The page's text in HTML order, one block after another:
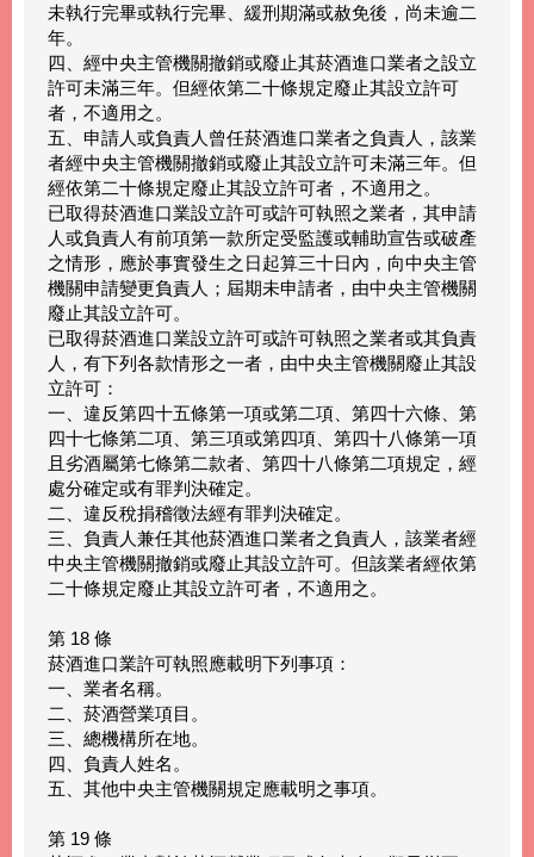
未執行完畢或執行完畢、緩刑期滿或赦免後，尚未逾二
年。
四、經中央主管機關撤銷或廢止其菸酒進口業者之設立
許可未滿三年。但經依第二十條規定廢止其設立許可
者，不適用之。
五、申請人或負責人曾任菸酒進口業者之負責人，該業
者經中央主管機關撤銷或廢止其設立許可未滿三年。但
經依第二十條規定廢止其設立許可者，不適用之。
已取得菸酒進口業設立許可或許可執照之業者，其申請
人或負責人有前項第一款所定受監護或輔助宣告或破產
之情形，應於事實發生之日起算三十日內，向中央主管
機關申請變更負責人；屆期未申請者，由中央主管機關
廢止其設立許可。
已取得菸酒進口業設立許可或許可執照之業者或其負責
人，有下列各款情形之一者，由中央主管機關廢止其設
立許可：
一、違反第四十五條第一項或第二項、第四十六條、第
四十七條第二項、第三項或第四項、第四十八條第一項
且劣酒屬第七條第二款者、第四十八條第二項規定，經
處分確定或有罪判決確定。
二、違反稅捐稽徵法經有罪判決確定。
三、負責人兼任其他菸酒進口業者之負責人，該業者經
中央主管機關撤銷或廢止其設立許可。但該業者經依第
二十條規定廢止其設立許可者，不適用之。
第 18 條
菸酒進口業許可執照應載明下列事項：
一、業者名稱。
二、菸酒營業項目。
三、總機構所在地。
四、負責人姓名。
五、其他中央主管機關規定應載明之事項。
第 19 條